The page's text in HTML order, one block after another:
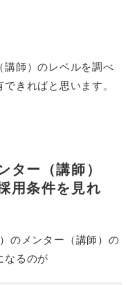
講師）のレベルを調べ
きればと思います。
ター（講師）
用条件を見れ
のメンター（講師）の
なるのが